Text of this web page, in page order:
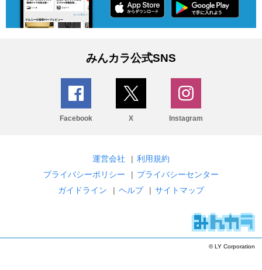
みんカラ公式SNS
Facebook X Instagram
運営会社 | 利用規約
プライバシーポリシー
| プライバシーセンター
ガイドライン
| ヘルプ | サイトマップ
© LY Corporation